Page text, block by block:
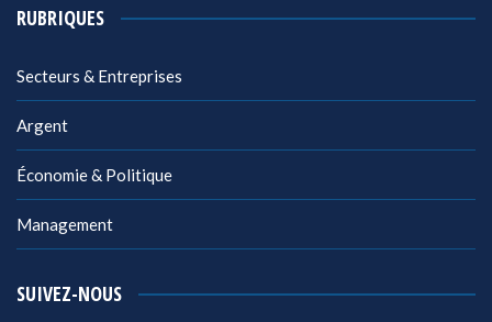
RUBRIQUES
Secteurs & Entreprises
Argent
Économie & Politique
Management
SUIVEZ-NOUS